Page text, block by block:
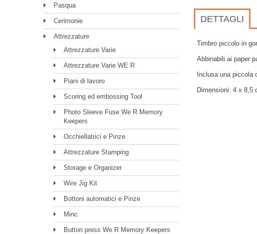
Pasqua
Cerimonie
Attrezzature
Attrezzature Varie
Attrezzature Varie WE R
Piani di lavoro
Scoring ed embossing Tool
Photo Sleeve Fuse We R Memory
Keepers
Occhiellatrici e Pinze
Attrezzature Stamping
Storage e Organizer
Wire Jig Kit
Bottoni automatici e Pinze
Minc
Button press We R Memory Keepers
DETTAGLI
Timbro piccolo in
Abbinabili ai paper
Inclusa una piccola
Dimensioni: 4 x 8,5